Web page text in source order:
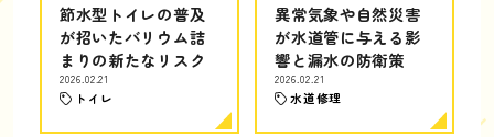
節水型トイレの普及
が招いたバリウム詰
まりの新たなリスク
2026.02.21
トイレ
異常気象や自然災害
が水道管に与える影
響と漏水の防衛策
2026.02.21
水道修理